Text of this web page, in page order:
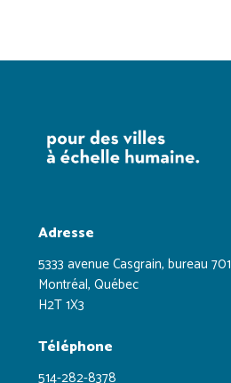
Adresse
5333 avenue Casgrain, bureau 701
Montréal, Québec
H2T 1X3
Téléphone
514-282-8378